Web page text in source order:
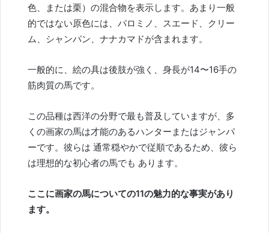
色、または栗）の混合物を表示します。あまり一般
的ではない原色には、パロミノ、スエード、クリー
ム、シャンパン、ナナカマドが含まれます。
一般的に、絵の具は後肢が強く、身長が14〜16手の
筋肉質の馬です。
この品種は西洋の分野で最も普及していますが、多
くの画家の馬は才能のあるハンターまたはジャンパ
ーです。彼らは 通常穏やかで従順であるため、彼ら
は理想的な初心者の馬でも あります。
ここに画家の馬についての11の魅力的な事実があり
ます。